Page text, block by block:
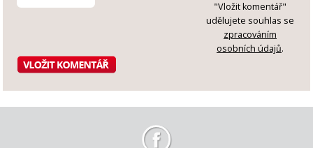
"Vložit komentář"
udělujete souhlas se
zpracováním
osobních údajů.